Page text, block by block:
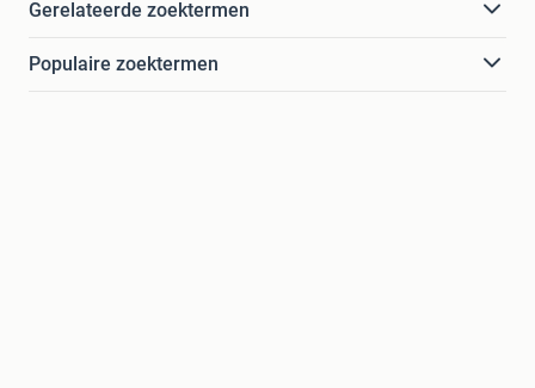
Gerelateerde zoektermen
Populaire zoektermen